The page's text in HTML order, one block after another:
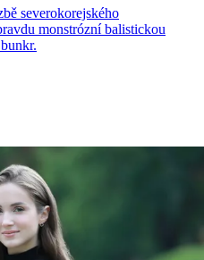
severokorejského
monstrózní balistickou